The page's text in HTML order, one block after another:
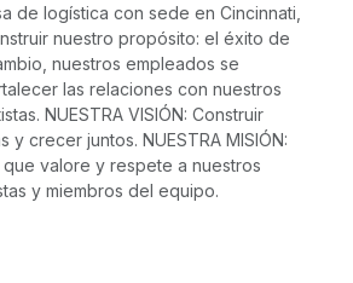
de logística con sede en Cincinnati,
nuestro propósito: el éxito de
nuestros empleados se
las relaciones con nuestros
NUESTRA VISIÓN: Construir
y crecer juntos. NUESTRA MISIÓN:
que valore y respete a nuestros
y miembros del equipo.